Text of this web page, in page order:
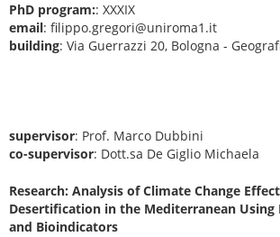
PhD program:: XXXIX
email: filippo.gregori@uniroma1.it
building: Via Guerrazzi 20, Bologna -
supervisor: Prof. Marco Dubbini
co-supervisor: Dott.sa De Giglio Michaela
Research: Analysis of Climate Change
Desertification in the Mediterranean Using
and Bioindicators